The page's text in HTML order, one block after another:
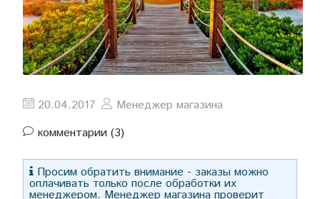
20.04.2017
Менеджер магазина
комментарии (3)
Просим обратить внимание - заказы можно
оплачивать только после обработки их
менеджером. Менеджер магазина проверит